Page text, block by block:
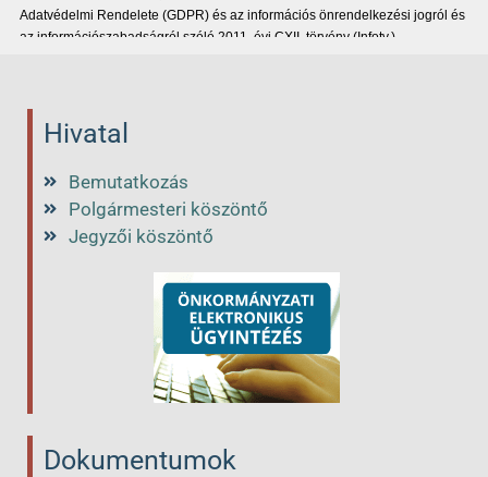
Hivatal
Bemutatkozás
Polgármesteri köszöntő
Jegyzői köszöntő
Dokumentumok